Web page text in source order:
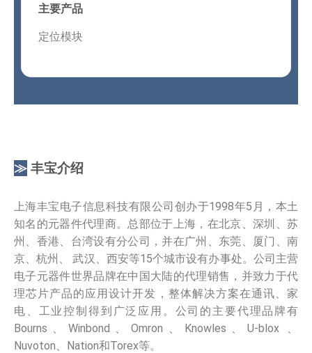
主要产品
定位模块
≫ 丰宝介绍
上海丰宝电子信息科技有限公司创办于1998年5月，本土
知名的元器件代理商。总部位于上海，在北京、深圳、苏
州、香港、台湾设有分公司，并在广州、东莞、厦门、南
京、杭州、 武汉、西安等15个城市设有办事处。公司主营
电子元器件世界品牌在中国大陆的代理销售，并致力于代
理芯片产品的应用设计开发，整体解决方案在通讯、家
电、工业控制得到广泛应用。公司的主要代理品牌有
Bourns、Winbond、Omron、Knowles、U-blox 、
Nuvoton、Nation和Torex等。